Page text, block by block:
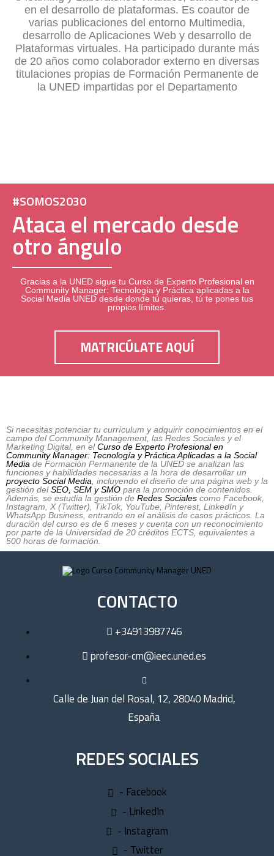
en el desarrollo de plataformas. Es coautor de
varias publicaciones del entorno Multimedia,
desarrollo de Aplicaciones Web y desarrollo de
Plataformas virtuales. Ha participado durante más
de 20 años como colaborador externo en diversas
titulaciones propias de Formación Permanente de
la UNED impartidas por el Departamento
#SOMOS2030
Ataca el mercado desde
otro ángulo
Gracias a la UNED sigue tu Curso de Experto Profesional en
Community Manager: Tecnología y Práctica aplicadas a la
Social Media UNED desde donde tú quieras, tú te pones tus
propios límites.
MATRICÚLATE AQUÍ
Si necesitas potenciar tu currículum y adquirir conocimientos en el
campo del Community Management, las Redes Sociales y el
Marketing Digital, en elCurso de Experto Profesional en
Community Manager: Tecnología y Práctica Aplicadas a la Social
Media de Formación Permanente de la UNED se analizan las
funciones y habilidades necesarias a la hora de desarrollar un
proyecto Social Media, incluyendo el diseño de una página web y la
gestión delSEO, SEM y SMO para la promoción de contenidos.
Además, se estudia la gestión de Redes Sociales como Facebook,
Instagram, X (Twitter), TikTok, YouTube, Pinterest, LinkedIn y
WhatsApp Business, entrando en el análisis de casos prácticos. La
duración del curso es de 6 meses y cuenta con un reconocimiento
por parte de la Universidad de 20 créditos ECTS, equivalentes a
500 horas de formación.
CONTACTO
+34913987746
profesor-cm@ieec.uned.es
Calle de Juan del Rosal, 12, 28040 Madrid,
España
REDES SOCIALES
- Facebook
- LinkedIn
- Instagram
- Twitter